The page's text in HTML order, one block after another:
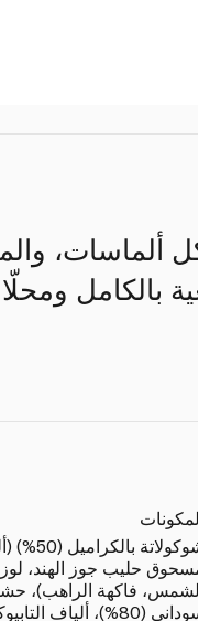
ألماسات،
بالكامل
حليب جوز الهند،
سوداني (80%)، ألياف